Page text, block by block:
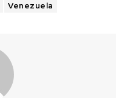
Venezuela